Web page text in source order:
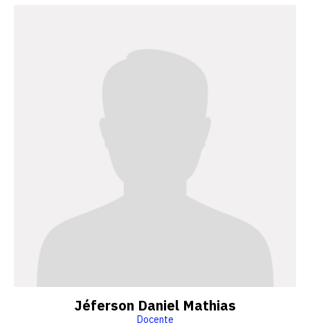
Jéferson Daniel Mathias
Docente